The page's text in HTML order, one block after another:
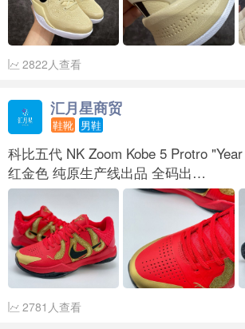
2822人查看
汇月星商贸
鞋靴 男鞋
科比五代 NK Zoom Kobe 5 Protro
红金色 纯原生产线出品 全码出…
2781人查看